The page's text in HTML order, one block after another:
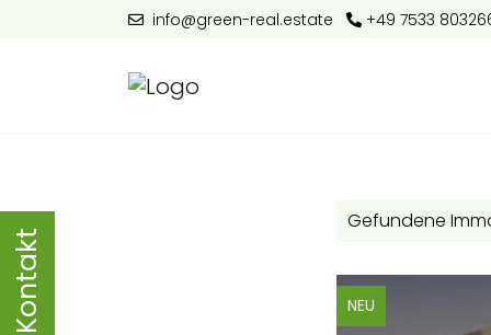
info@green-real.estate +49 7533
Gefundene
NEU
Kontakt